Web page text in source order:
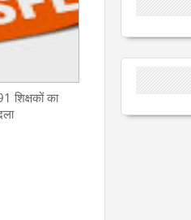
शिक्षकों का